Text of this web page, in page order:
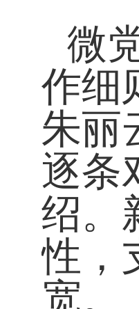
微
作细
朱丽
逐条
绍。
性，
宽。